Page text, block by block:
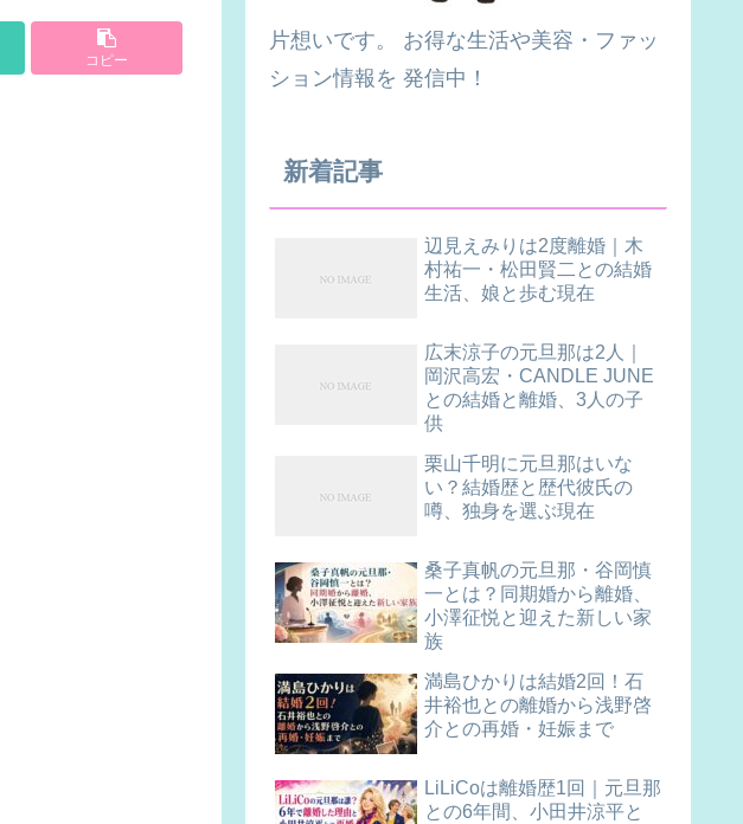
コピー
片想いです。 お得な生活や美容・ファッ
ション情報を 発信中！
新着記事
辺見えみりは2度離婚｜木
村祐一・松田賢二との結婚
生活、娘と歩む現在
広末涼子の元旦那は2人｜
岡沢高宏・CANDLE JUNE
との結婚と離婚、3人の子
供
栗山千明に元旦那はいな
い？結婚歴と歴代彼氏の
噂、独身を選ぶ現在
桑子真帆の元旦那・谷岡慎
一とは？同期婚から離婚、
小澤征悦と迎えた新しい家
族
満島ひかりは結婚2回！石
井裕也との離婚から浅野啓
介との再婚・妊娠まで
LiLiCoは離婚歴1回｜元旦那
との6年間、小田井涼平と